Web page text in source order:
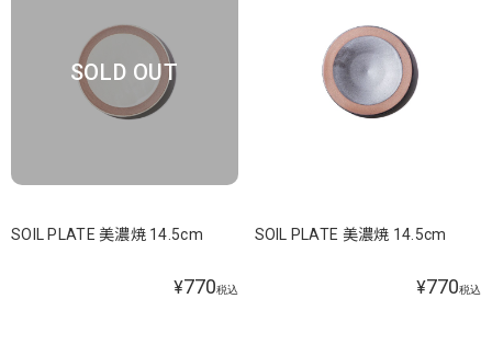
SOLD OUT
SOIL PLATE 美濃焼 14.5cm
¥770税込
SOIL PLATE 美濃焼 14.5cm
¥770税込